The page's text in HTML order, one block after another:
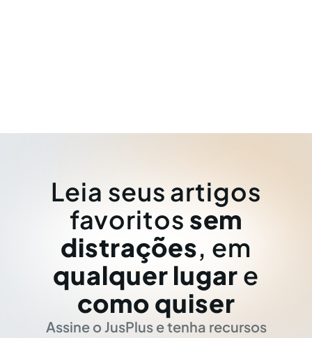
Leia seus artigos
favoritos sem
distrações, em
qualquer lugar e
como quiser
Assine o JusPlus e tenha recursos